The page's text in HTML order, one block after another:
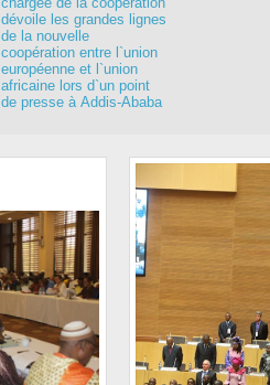
dévoile les grandes lignes
de la nouvelle
coopération entre l`union
européenne et l`union
africaine lors d`un point
de presse à Addis-Ababa